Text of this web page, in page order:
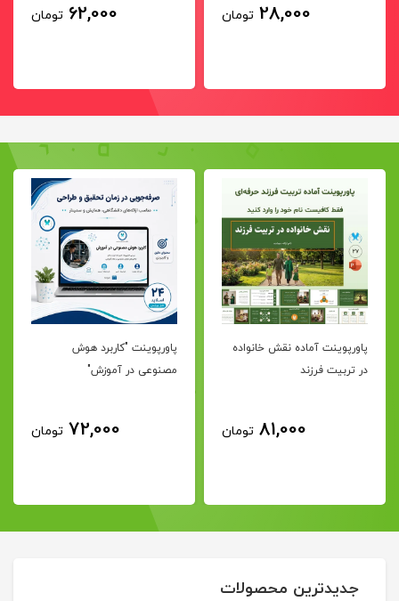
28,000 تومان 62,000 تومان
پاورپوینت آماده نقش خانواده
در تربیت فرزند
81,000 تومان
پاورپوینت "کاربرد هوش
مصنوعی در آموزش"
72,000 تومان
جدیدترین محصولات